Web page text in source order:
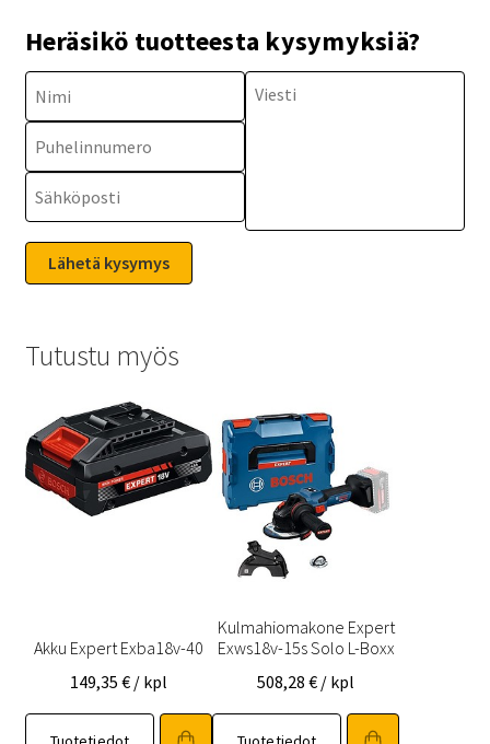
Heräsikö tuotteesta kysymyksiä?
Tutustu myös
Akku Expert Exba18v-40
149,35 € / kpl
Kulmahiomakone Expert
Exws18v-15s Solo L-Boxx
508,28€ / kpl